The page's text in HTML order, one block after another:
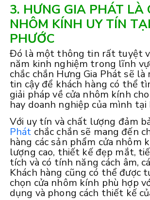
3. HƯNG GIA PHÁT LÀ
NHÔM KÍNH UY TÍN
PHƯỚC
Đó là một thông tin rất tuyệt
năm kinh nghiệm trong lĩnh
chắc chắn Hưng Gia Phát sẽ
tin cậy để khách hàng có thể
giải pháp về cửa nhôm kính
hay doanh nghiệp của mình tại
Với uy tín và chất lượng đảm
Phát chắc chắn sẽ mang đến
hàng các sản phẩm cửa nhôm
lượng cao, thiết kế đẹp mắt,
tích và có tính năng cách âm,
Khách hàng cũng có thể được
chọn cửa nhôm kính phù hợp
dụng và phong cách thiết kế